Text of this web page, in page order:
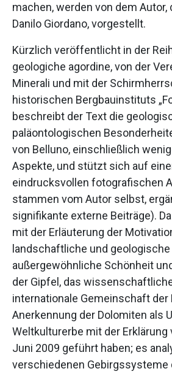
machen, werden von dem Autor,
Danilo Giordano, vorgestellt.
Kürzlich veröffentlicht in der
geologiche agordine, von der
Minerali und mit der
historischen Bergbauinstituts
beschreibt der Text die
paläontologischen
von Belluno, einschließlich
Aspekte, und stützt sich auf
eindrucksvollen fotografischen
stammen vom Autor selbst,
signifikante externe Beiträge).
mit der Erläuterung der
landschaftliche und
außergewöhnliche Schönheit
der Gipfel, das
internationale Gemeinschaft der
Anerkennung der Dolomiten als
Weltkulturerbe mit der Erklärung
Juni 2009 geführt haben; es
verschiedenen Gebirgssysteme